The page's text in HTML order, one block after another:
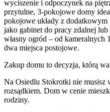
wyciszenie i odpoczynek na
przytulne, 3-pokojowe domy
pokojowe układy z
jako gabinet do pracy zdalnej
własny ogród – od kameralnych
dwa miejsca postojowe.
Zakup domu to decyzja, którą
Na Osiedlu Stokrotki nie musisz
rozsądkiem. Dom w cenie
rodziny.